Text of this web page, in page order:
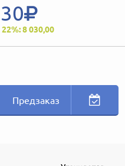
8 030,00
Предзаказ